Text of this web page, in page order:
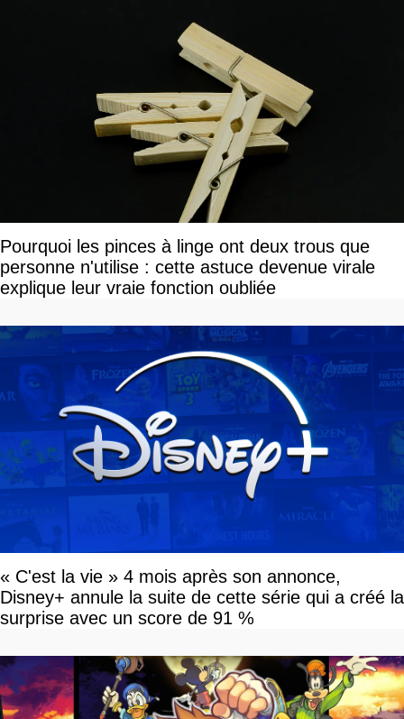
Pourquoi les pinces à linge ont deux trous que
personne n'utilise : cette astuce devenue virale
explique leur vraie fonction oubliée
« C'est la vie » 4 mois après son annonce,
Disney+ annule la suite de cette série qui a créé la
surprise avec un score de 91 %